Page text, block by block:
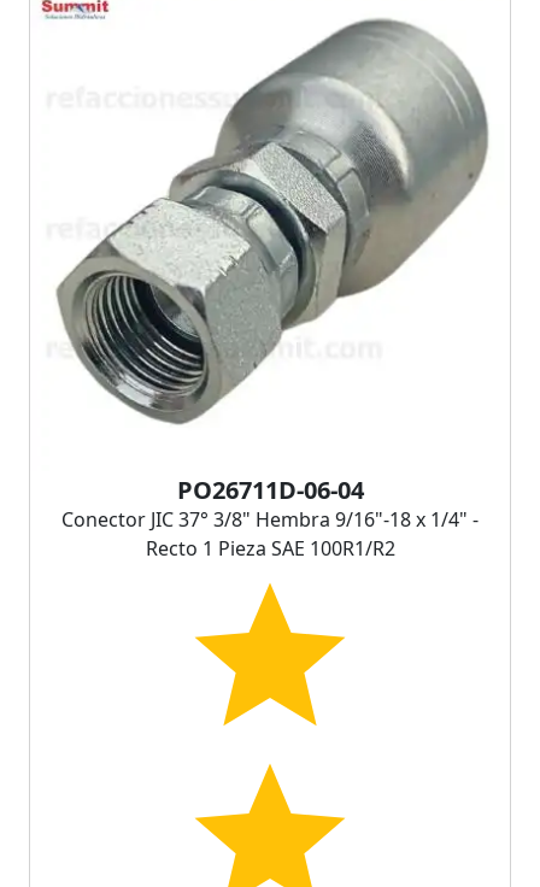
PO26711D-06-04
Conector JIC 37° 3/8" Hembra 9/16"-18 x 1/4" -
Recto 1 Pieza SAE 100R1/R2